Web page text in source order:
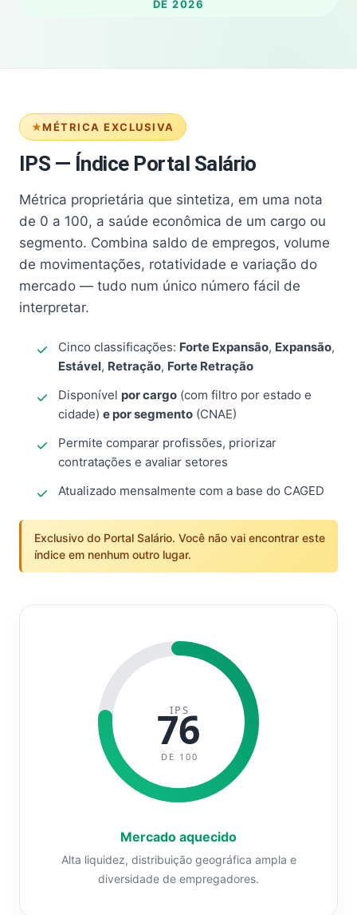
DE 2026
MÉTRICA EXCLUSIVA
IPS — Índice Portal Salário
Métrica proprietária que sintetiza, em uma nota
de 0 a 100, a saúde econômica de um cargo ou
segmento. Combina saldo de empregos, volume
de movimentações, rotatividade e variação do
mercado — tudo num único número fácil de
interpretar.
Cinco classificações: Forte Expansão, Expansão,
Estável, Retração, Forte Retração
Disponível por cargo (com filtro por estado e
cidade) e por segmento (CNAE)
Permite comparar profissões, priorizar
contratações e avaliar setores
Atualizado mensalmente com a base do CAGED
Exclusivo do Portal Salário. Você não vai encontrar este
índice em nenhum outro lugar.
IPS
76
DE 100
Mercado aquecido
Alta liquidez, distribuição geográfica ampla e
diversidade de empregadores.